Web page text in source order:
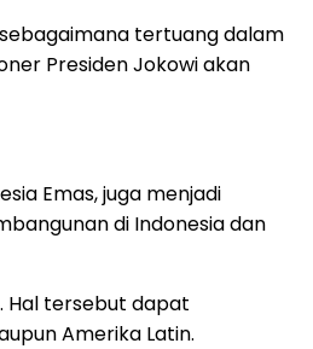
tertuang dalam
Presiden Jokowi akan
Emas, juga menjadi
di Indonesia dan
Hal tersebut dapat
Amerika Latin.